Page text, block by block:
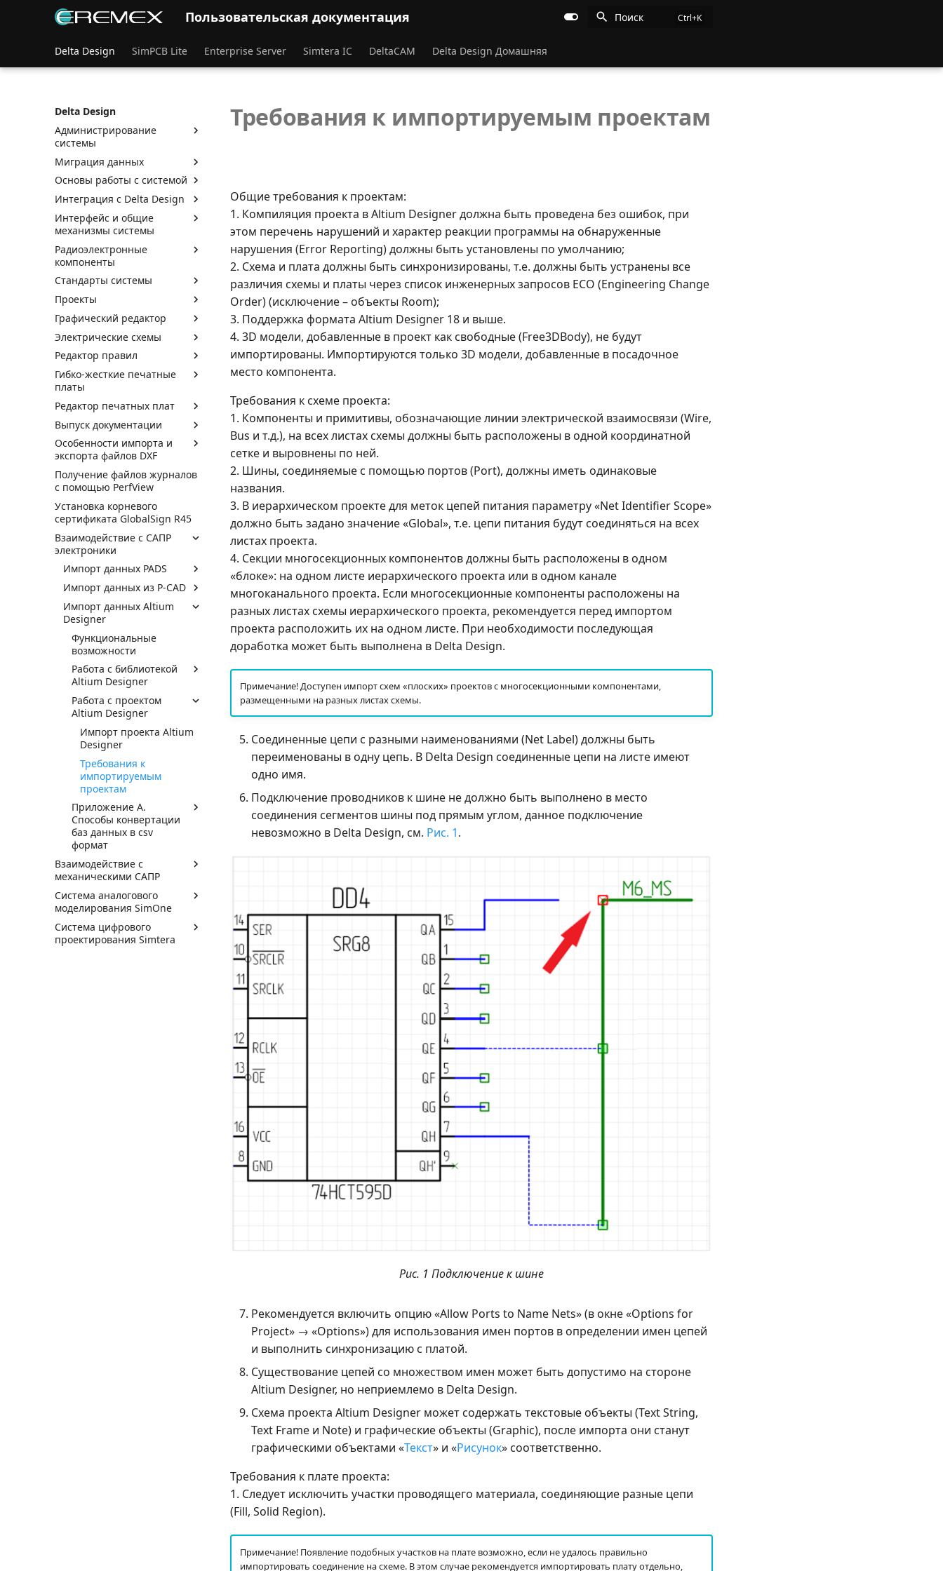
Пользовательская документация Поиск
Delta Design SimPCB Lite Enterprise Server Simtera IC DeltaCAM Delta Design Домашняя
Delta Design
Администрирование
системы
Миграция данных
Основы работы с системой
Интеграция с Delta Design
Интерфейс и общие
механизмы системы
Радиоэлектронные
компоненты
Стандарты системы
Проекты
Графический редактор
Электрические схемы
Редактор правил
Гибко-жесткие печатные
платы
Редактор печатных плат
Выпуск документации
Особенности импорта и
экспорта файлов DXF
Получение файлов журналов
с помощью PerfView
Установка корневого
сертификата GlobalSign R45
Взаимодействие с САПР
электроники
Импорт данных PADS
Импорт данных из P-CAD
Импорт данных Altium
Designer
Функциональные
возможности
Работа с библиотекой
Altium Designer
Работа с проектом
Altium Designer
Импорт проекта Altium
Designer
Требования к
импортируемым
проектам
Приложение А.
Способы конвертации
баз данных в csv
формат
Взаимодействие с
механическими САПР
Система аналогового
моделирования SimOne
Система цифрового
проектирования Simtera
Требования к импортируемым проектам
Общие требования к проектам:
1. Компиляция проекта в Altium Designer должна быть проведена без ошибок, при
этом перечень нарушений и характер реакции программы на обнаруженные
нарушения (Error Reporting) должны быть установлены по умолчанию;
2. Схема и плата должны быть синхронизированы, т.е. должны быть устранены все
различия схемы и платы через список инженерных запросов ECO (Engineering Change
Order) (исключение – объекты Room);
3. Поддержка формата Altium Designer 18 и выше.
4. 3D модели, добавленные в проект как свободные (Free3DBody), не будут
импортированы. Импортируются только 3D модели, добавленные в посадочное
место компонента.
Требования к схеме проекта:
1. Компоненты и примитивы, обозначающие линии электрической взаимосвязи (Wire,
Bus и т.д.), на всех листах схемы должны быть расположены в одной координатной
сетке и выровнены по ней.
2. Шины, соединяемые с помощью портов (Port), должны иметь одинаковые
названия.
3. В иерархическом проекте для меток цепей питания параметру «Net Identifier Scope»
должно быть задано значение «Global», т.е. цепи питания будут соединяться на всех
листах проекта.
4. Секции многосекционных компонентов должны быть расположены в одном
«блоке»: на одном листе иерархического проекта или в одном канале
многоканального проекта. Если многосекционные компоненты расположены на
разных листах схемы иерархического проекта, рекомендуется перед импортом
проекта расположить их на одном листе. При необходимости последующая
доработка может быть выполнена в Delta Design.
Примечание! Доступен импорт схем «плоских» проектов с многосекционными компонентами,
размещенными на разных листах схемы.
Соединенные цепи с разными наименованиями (Net Label) должны быть
переименованы в одну цепь. В Delta Design соединенные цепи на листе имеют
одно имя.
Подключение проводников к шине не должно быть выполнено в место
соединения сегментов шины под прямым углом, данное подключение
невозможно в Delta Design, см. Рис. 1.
Рис. 1 Подключение к шине
Рекомендуется включить опцию «Allow Ports to Name Nets» (в окне «Options for
Project» → «Options») для использования имен портов в определении имен цепей
и выполнить синхронизацию с платой.
Существование цепей со множеством имен может быть допустимо на стороне
Altium Designer, но неприемлемо в Delta Design.
Схема проекта Altium Designer может содержать текстовые объекты (Text String,
Text Frame и Note) и графические объекты (Graphic), после импорта они станут
графическими объектами «Текст» и «Рисунок» соответственно.
Требования к плате проекта:
1. Следует исключить участки проводящего материала, соединяющие разные цепи
(Fill, Solid Region).
Примечание! Появление подобных участков на плате возможно, если не удалось правильно
импортировать соединение на схеме. В этом случае рекомендуется импортировать плату отдельно,